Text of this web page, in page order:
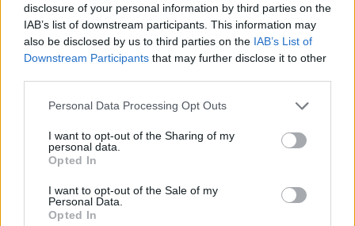
disclosure of your personal information by third parties on the
IAB’s list of downstream participants. This information may
also be disclosed by us to third parties on the IAB’s List of
Downstream Participants that may further disclose it to other
Personal Data Processing Opt Outs
I want to opt-out of the Sharing of my
personal data.
Opted In
I want to opt-out of the Sale of my
Personal Data.
Opted In
Η 9η αγωνιστική
Τρίτη 4 Μαΐου
14.00 Σαντορίνη-Αστέρας Βλαχιώτη
13.00 Νίκη Βόλου-Επισκοπή
17.00 Ιάλυσος-Καλαμάτα